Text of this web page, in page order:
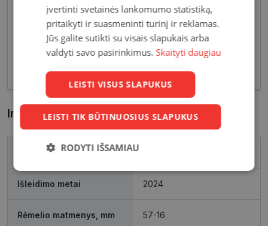
įvairovė leidžia akinių dizaineriams pristatyti Jums
tiek klasikinių, tiek netikėčiausių ir drąsiausių
sprendimų akinių rėmelių. Tai ne tik regėjimo
korekcija, tačiau ir stilingas kasdieninės išvaizdos
Informacija apie prekę
Prekės ženklas
Išleidimo metai 2024
Rėmelio matmenys, mm 57-16
įvertinti svetainės lankomumo statistiką,
pritaikyti ir suasmeninti turinį ir reklamas.
Jūs galite sutikti su visais slapukais arba
valdyti savo pasirinkimus. Skaityti daugiau
LEISTI VISUS SLAPUKUS
LEISTI TIK BŪTINUOSIUS SLAPUKUS
RODYTI IŠSAMIAU
Būtinieji
slapukai
Statistikos
slapukai
Rinkodaros